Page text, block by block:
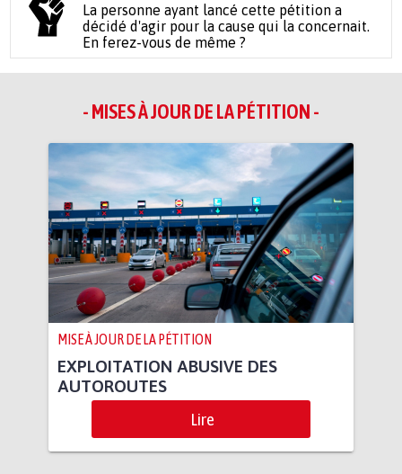
La personne ayant lancé cette pétition a
décidé d'agir pour la cause qui la concernait.
En ferez-vous de même ?
- MISES À JOUR DE LA PÉTITION -
MISE À JOUR DE LA PÉTITION
EXPLOITATION ABUSIVE DES
AUTOROUTES
Lire